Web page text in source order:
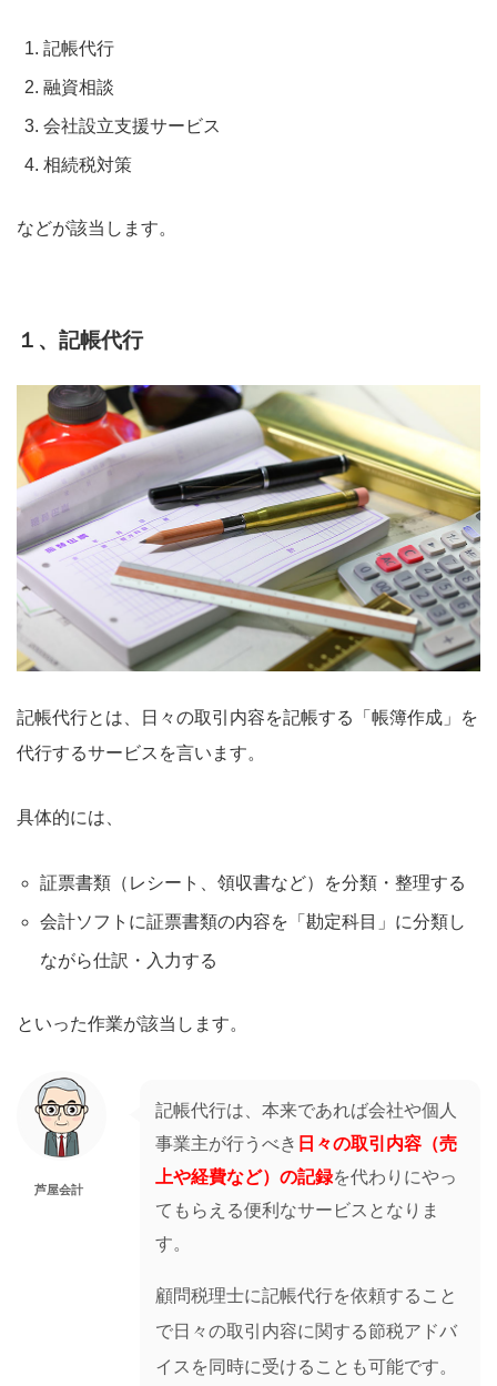
記帳代行
融資相談
会社設立支援サービス
相続税対策
などが該当します。
１、記帳代行
記帳代行とは、日々の取引内容を記帳する「帳簿作成」を
代行するサービスを言います。
具体的には、
証票書類（レシート、領収書など）を分類・整理する
会計ソフトに証票書類の内容を「勘定科目」に分類し
ながら仕訳・入力する
といった作業が該当します。
芦屋会計
記帳代行は、本来であれば会社や個人
事業主が行うべき 日々の取引内容（売
上や経費など）の記録を代わりにやっ
てもらえる便利なサービスとなりま
す。
顧問税理士に記帳代行を依頼すること
で日々の取引内容に関する節税アドバ
イスを同時に受けることも可能です。